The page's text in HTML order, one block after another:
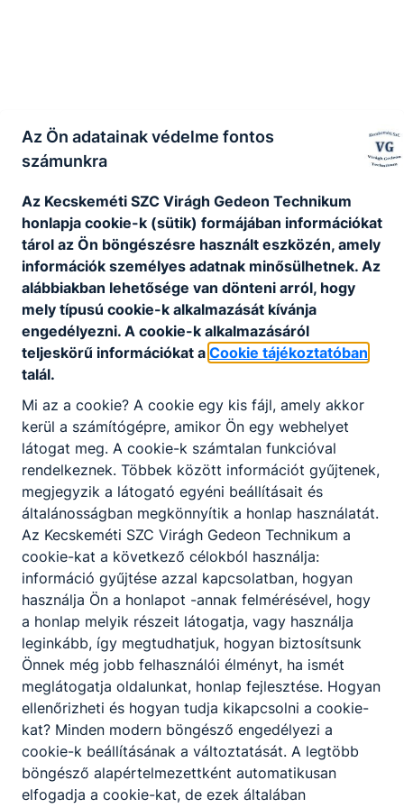
Az Ön adatainak védelme fontos
számunkra
Az Kecskeméti SZC Virágh Gedeon Technikum
honlapja cookie-k (sütik) formájában információkat
tárol az Ön böngészésre használt eszközén, amely
információk személyes adatnak minősülhetnek. Az
alábbiakban lehetősége van dönteni arról, hogy
mely típusú cookie-k alkalmazását kívánja
engedélyezni. A cookie-k alkalmazásáról
teljeskörű információkat a Cookie tájékoztatóban
talál.
Mi az a cookie? A cookie egy kis fájl, amely akkor
kerül a számítógépre, amikor Ön egy webhelyet
látogat meg. A cookie-k számtalan funkcióval
rendelkeznek. Többek között információt gyűjtenek,
megjegyzik a látogató egyéni beállításait és
általánosságban megkönnyítik a honlap használatát.
Az Kecskeméti SZC Virágh Gedeon Technikum a
cookie-kat a következő célokból használja:
információ gyűjtése azzal kapcsolatban, hogyan
használja Ön a honlapot -annak felmérésével, hogy
a honlap melyik részeit látogatja, vagy használja
leginkább, így megtudhatjuk, hogyan biztosítsunk
Önnek még jobb felhasználói élményt, ha ismét
meglátogatja oldalunkat, honlap fejlesztése. Hogyan
ellenőrizheti és hogyan tudja kikapcsolni a cookie-
kat? Minden modern böngésző engedélyezi a
cookie-k beállításának a változtatását. A legtöbb
böngésző alapértelmezettként automatikusan
elfogadja a cookie-kat, de ezek általában